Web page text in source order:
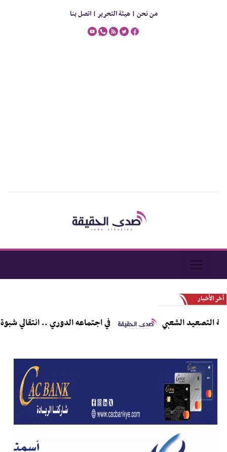
من نحن |هيئة التحرير |اتصل بنا
أخر الأخبار
الشعبي في اجتماعه الدوري .. انتقالي شبوة